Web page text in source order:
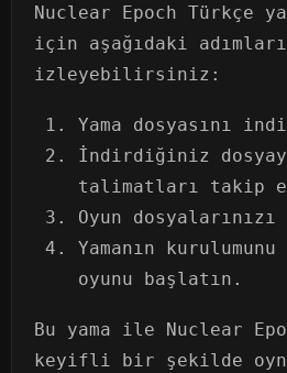
Nuclear Epoch Türkçe
için aşağıdaki adımları
izleyebilirsiniz:
Yama dosyasını
İndirdiğiniz
talimatları takip
Oyun
Yamanın
oyunu başlatın.
Bu yama ile Nuclear
keyifli bir şekilde